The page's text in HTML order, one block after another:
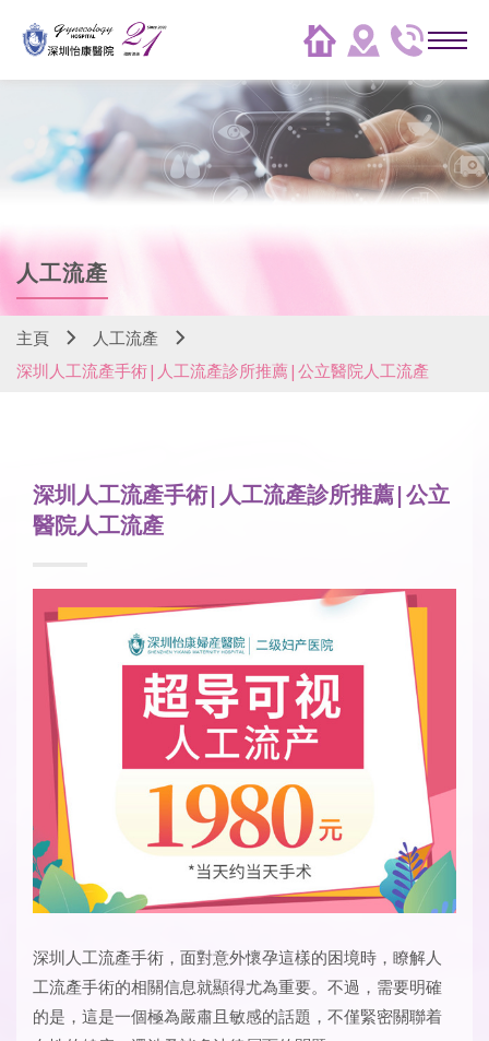
人工流產
主頁
人工流產
深圳人工流產手術|人工流產診所推薦|公立醫院人工流產
深圳人工流產手術|人工流產診所推薦|公立
醫院人工流產
深圳人工流產手術 ，面對意外懷孕這樣的困境時，瞭解人
工流產手術的相關信息就顯得尤為重要。不過，需要明確
的是，這是一個極為嚴肅且敏感的話題，不僅緊密關聯着